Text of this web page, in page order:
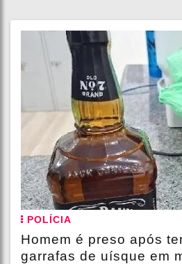
POLÍCIA
Homem é preso após
garrafas de uísque em